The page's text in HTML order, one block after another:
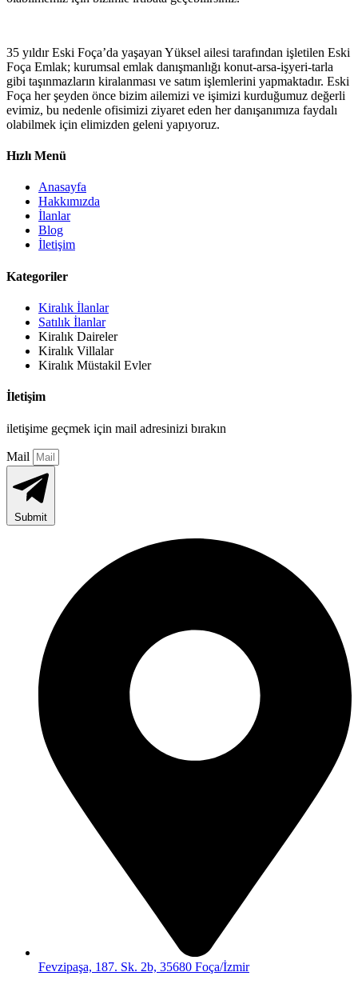
35 yıldır Eski Foça’da yaşayan Yüksel ailesi tarafından işletilen Eski
Foça Emlak; kurumsal emlak danışmanlığı konut-arsa-işyeri-tarla
gibi taşınmazların kiralanması ve satım işlemlerini yapmaktadır. Eski
Foça her şeyden önce bizim ailemizi ve işimizi kurduğumuz değerli
evimiz, bu nedenle ofisimizi ziyaret eden her danışanımıza faydalı
olabilmek için elimizden geleni yapıyoruz.
Hızlı Menü
Anasayfa
Hakkımızda
İlanlar
Blog
İletişim
Kategoriler
Kiralık İlanlar
Satılık İlanlar
Kiralık Daireler
Kiralık Villalar
Kiralık Müstakil Evler
İletişim
iletişime geçmek için mail adresinizi bırakın
Mail
Submit
Fevzipaşa, 187. Sk. 2b, 35680 Foça/İzmir